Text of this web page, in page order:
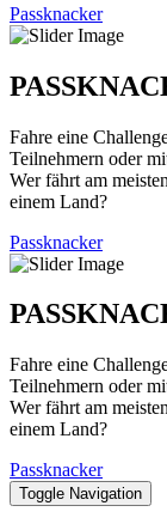
Passknacker
Fahre eine
Teilnehmern oder
Wer fährt am
einem Land?
Passknacker
Fahre eine
Teilnehmern oder
Wer fährt am
einem Land?
Passknacker
Toggle Navigation